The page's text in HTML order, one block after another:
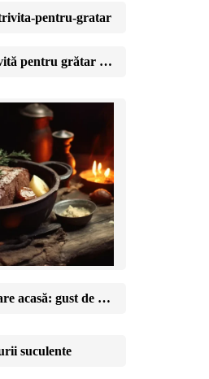
Cum alegi carnea potrivită pentru grătar de la măcelar
Grătar indirect și afumare acasă: gust de restaurant în curtea ta